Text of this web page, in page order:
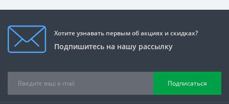
Хотите узнавать первым об акциях и скидках?
Подпишитесь на нашу рассылку
Подписаться